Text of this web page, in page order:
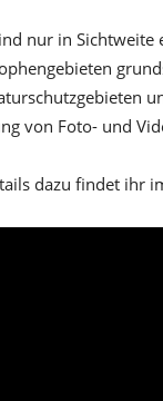
nur in
von Foto- und
dazu findet ihr